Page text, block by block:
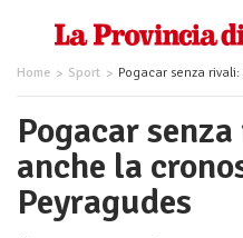
Home Sport Pogacar senza rivali: sua anche la
Pogacar
anche la
Peyragudes